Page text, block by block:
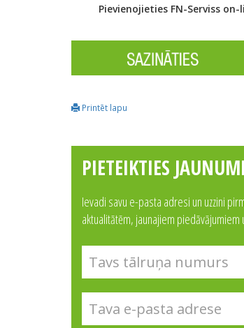
Pievienojieties FN-Serviss
Printēt lapu
PIETEIKTIES
Ievadi savu e-pasta adresi un uzzini
aktualitātēm, jaunajiem piedāvājumiem